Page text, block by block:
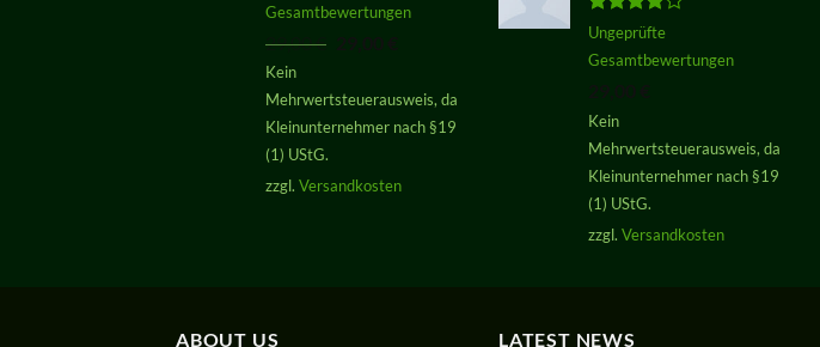
von 5
Gesamtbewertungen
29,00€
war:
29,00 €
ist:
29,00 €.
Kein
Mehrwertsteuerausweis, da
Kleinunternehmer nach §19
(1) UStG.
zzgl. Versandkosten
Bewertet
von 5
Ungeprüfte
Gesamtbewertungen
Kein
Mehrwertsteuerausweis, da
Kleinunternehmer nach §19
(1) UStG.
zzgl. Versandkosten
ABOUT US LATEST NEWS